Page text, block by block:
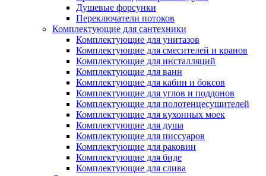
Душевые форсунки
Переключатели потоков
Комплектующие для сантехники
Комплектующие для унитазов
Комплектующие для смесителей и кранов
Комплектующие для инсталляций
Комплектующие для ванн
Комплектующие для кабин и боксов
Комплектующие для углов и поддонов
Комплектующие для полотенцесушителей
Комплектующие для кухонных моек
Комплектующие для душа
Комплектующие для писсуаров
Комплектующие для раковин
Комплектующие для биде
Комплектующие для слива